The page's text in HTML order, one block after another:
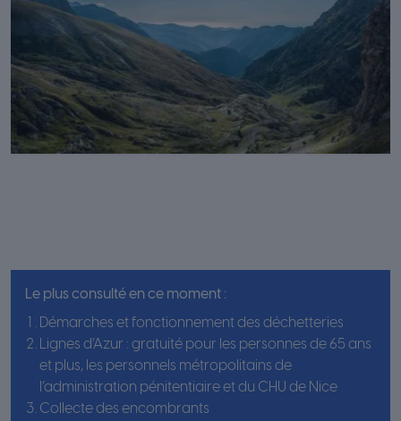
Le plus consulté en ce moment :
Démarches et fonctionnement des déchetteries
Lignes d’Azur : gratuité pour les personnes de 65 ans
et plus, les personnels métropolitains de
l’administration pénitentiaire et du CHU de Nice
Collecte des encombrants